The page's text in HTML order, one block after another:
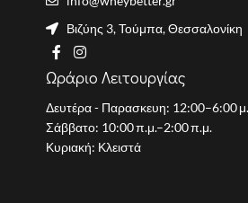
Βιζύης 3, Τούμπα, Θεσσαλονίκη
Ωράριο Λειτουργίας
Δευτέρα - Παρασκευη: 12:00–6:00
Σάββατο: 10:00 π.μ.–2:00 π.μ.
Κυριακή: Κλειστά